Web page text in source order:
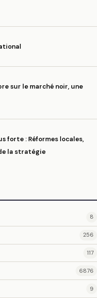
sur le marché noir, une
forte : Réformes locales,
la stratégie
8
256
117
6876
9